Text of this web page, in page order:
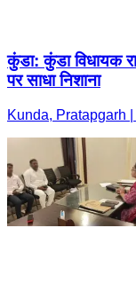
कुंडा: कुंडा विधायक
पर साधा निशाना
Kunda, Pratapgarh